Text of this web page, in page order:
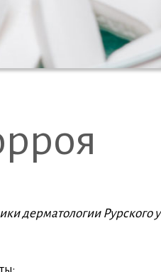
дерматологии Рурского